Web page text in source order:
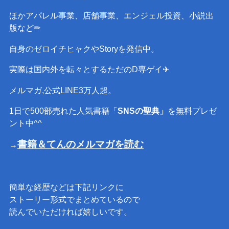
ほかアパレル事業、店舗事業、エンジェル投資、小説出
版など✏︎
自身のゼロイチヒャクやStoryを発信中。
実際は国内外を転々とするただのD専ゲイ✈︎
メルマガ,公式LINE3万人超。
1日で500部売れた人気書籍「SNSの聖典」
を無料プレゼ
ント中^^
→書籍＆てんのメルマガを読む
簡単な経歴などは下記リンクに
ストーリー形式でまとめているので
読んでいただければ嬉しいです。